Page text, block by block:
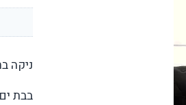
ניקה
בבת